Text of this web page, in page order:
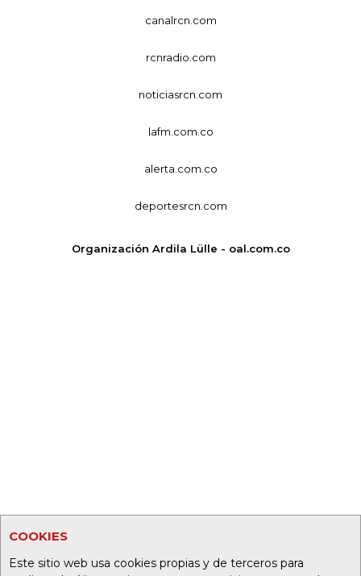
COOKIES
Este sitio web usa cookies propias y de terceros para
canalrcn.com
rcnradio.com
noticiasrcn.com
lafm.com.co
alerta.com.co
deportesrcn.com
Organización Ardila Lülle - oal.com.co